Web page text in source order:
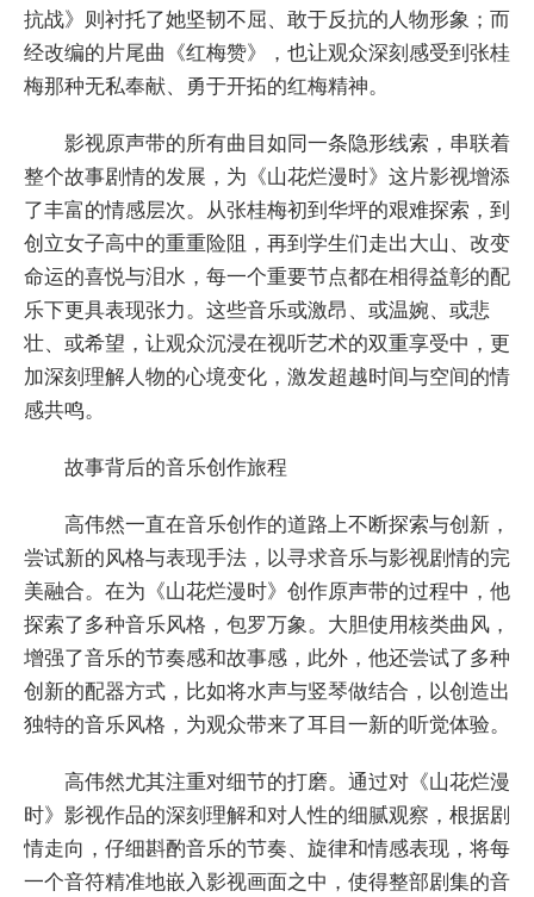
抗战》则衬托了她坚韧不屈、敢于反抗的人物形象；而
经改编的片尾曲《红梅赞》，也让观众深刻感受到张桂
梅那种无私奉献、勇于开拓的红梅精神。
影视原声带的所有曲目如同一条隐形线索，串联着
整个故事剧情的发展，为《山花烂漫时》这片影视增添
了丰富的情感层次。从张桂梅初到华坪的艰难探索，到
创立女子高中的重重险阻，再到学生们走出大山、改变
命运的喜悦与泪水，每一个重要节点都在相得益彰的配
乐下更具表现张力。这些音乐或激昂、或温婉、或悲
壮、或希望，让观众沉浸在视听艺术的双重享受中，更
加深刻理解人物的心境变化，激发超越时间与空间的情
感共鸣。
故事背后的音乐创作旅程
高伟然一直在音乐创作的道路上不断探索与创新，
尝试新的风格与表现手法，以寻求音乐与影视剧情的完
美融合。在为《山花烂漫时》创作原声带的过程中，他
探索了多种音乐风格，包罗万象。大胆使用核类曲风，
增强了音乐的节奏感和故事感，此外，他还尝试了多种
创新的配器方式，比如将水声与竖琴做结合，以创造出
独特的音乐风格，为观众带来了耳目一新的听觉体验。
高伟然尤其注重对细节的打磨。通过对《山花烂漫
时》影视作品的深刻理解和对人性的细腻观察，根据剧
情走向，仔细斟酌音乐的节奏、旋律和情感表现，将每
一个音符精准地嵌入影视画面之中，使得整部剧集的音